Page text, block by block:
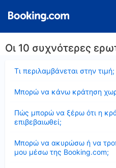
Οι 10 συχνότερες
Τι περιλαμβάνεται στην τιμή;
Μπορώ να κάνω κράτηση
Πώς μπορώ να ξέρω ότι η
επιβεβαιωθεί;
Μπορώ να ακυρώσω ή να
μου μέσω της Booking.com;